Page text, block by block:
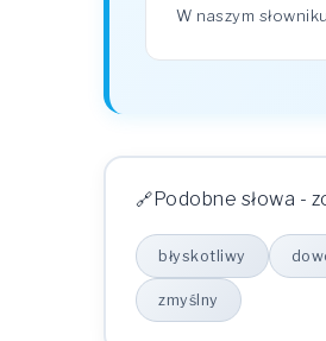
W naszym
Podobne słowa -
błyskotliwy
zmyślny